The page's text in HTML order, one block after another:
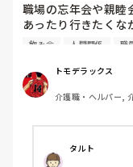
職場の忘年会や親睦
あったり行きたくな
ど行きたくない理
飲み会 人間関係 職
トモデラックス
介護職・ヘルパー,
タルト